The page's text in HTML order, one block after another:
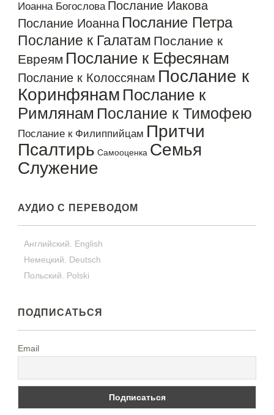
Иоанна Богослова Послание Иакова
Послание Иоанна Послание Петра
Послание к Галатам Послание к
Евреям Послание к Ефесянам
Послание к Колоссянам Послание к
Коринфянам Послание к
Римлянам Послание к Тимофею
Послание к Филиппийцам Притчи
Псалтирь Самооценка Семья
Служение
АУДИО С ПЕРЕВОДОМ
Английский. English
Немецкий. Deutsch
Польский. Polski
ПОДПИСАТЬСЯ
Email